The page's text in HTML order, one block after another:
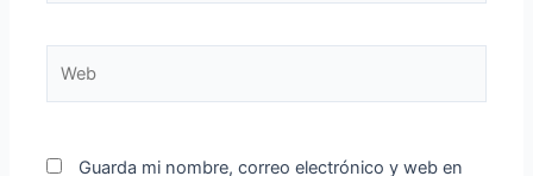
Guarda mi nombre, correo electrónico y web en